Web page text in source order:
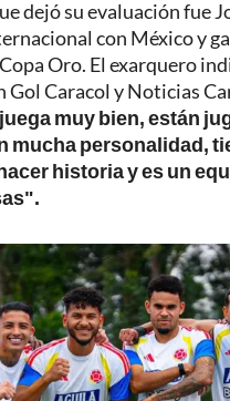
dejó su evaluación fue
con México y
Oro. El exarquero
Gol Caracol y Noticias
muy bien, están
mucha personalidad,
historia y es un